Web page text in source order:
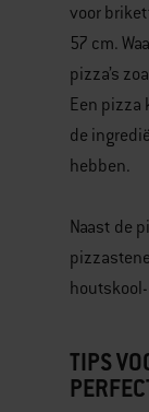
voor
57 cm.
pizza’s
Een pizza
de
hebben.
Naast de
TIPS